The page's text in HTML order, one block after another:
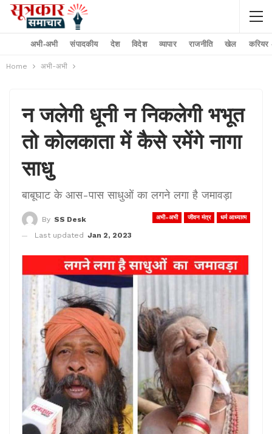
अभी-अभी संपादकीय देश विदेश व्यापार राजनीति खेल करियर
Home अभी-अभी
न जलेगी धूनी न निकलेगी भभूत
तो कोलकाता में कैसे रमेंगे नागा
साधु
बाबूघाट के आस-पास साधुओं का लगने लगा है जमावड़ा
अभी-अभी जीवन मंत्र धर्म आध्यात्म
By SS Desk
Last updated Jan 2, 2023